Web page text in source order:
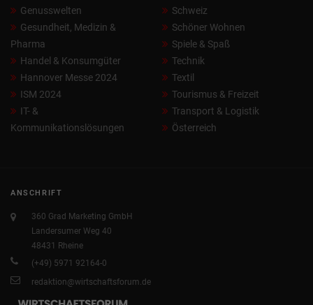
Genusswelten
Gesundheit, Medizin &
Pharma
Handel & Konsumgüter
Hannover Messe 2024
ISM 2024
IT- &
Kommunikationslösungen
Schweiz
Schöner Wohnen
Spiele & Spaß
Technik
Textil
Tourismus & Freizeit
Transport & Logistik
Österreich
ANSCHRIFT
360 Grad Marketing GmbH
Landersumer Weg 40
48431 Rheine
(+49) 5971 92164-0
redaktion@wirtschaftsforum.de